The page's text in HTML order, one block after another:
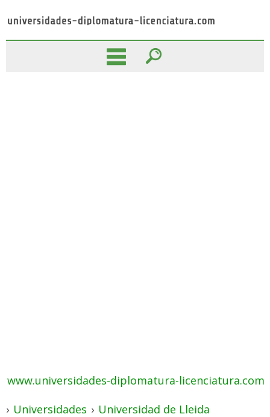
www.universidades-diplomatura-licenciatura.com
› Universidades › Universidad de Lleida